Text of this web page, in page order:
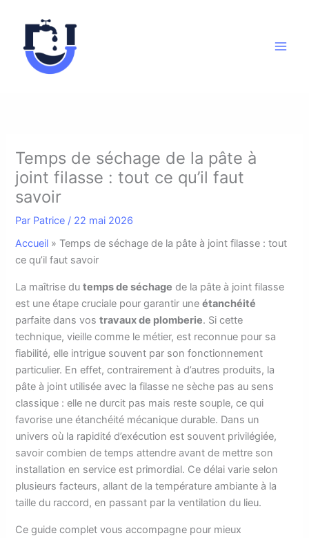
Temps de séchage de la pâte à
joint filasse : tout ce qu’il faut
savoir
Par Patrice / 22 mai 2026
Accueil » Temps de séchage de la pâte à joint filasse : tout
ce qu’il faut savoir
La maîtrise dutemps de séchage de la pâte à joint filasse
est une étape cruciale pour garantir uneétanchéité
parfaite dans vostravaux de plomberie. Si cette
technique, vieille comme le métier, est reconnue pour sa
fiabilité, elle intrigue souvent par son fonctionnement
particulier. En effet, contrairement à d’autres produits, la
pâte à joint utilisée avec la filasse ne sèche pas au sens
classique : elle ne durcit pas mais reste souple, ce qui
favorise une étanchéité mécanique durable. Dans un
univers où la rapidité d’exécution est souvent privilégiée,
savoir combien de temps attendre avant de mettre son
installation en service est primordial. Ce délai varie selon
plusieurs facteurs, allant de la température ambiante à la
taille du raccord, en passant par la ventilation du lieu.
Ce guide complet vous accompagne pour mieux